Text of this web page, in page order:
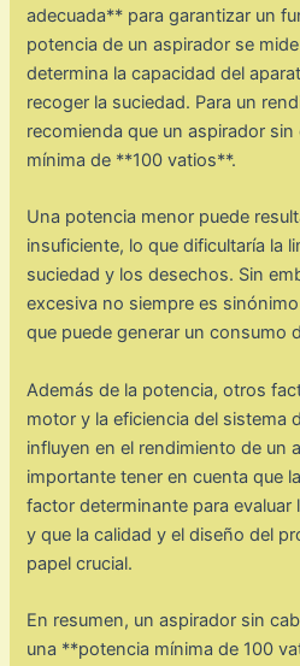
adecuada** para garantizar un
potencia de un aspirador se
determina la capacidad del
recoger la suciedad. Para un
recomienda que un aspirador
mínima de **100 vatios**.
Una potencia menor puede
insuficiente, lo que dificultaría la
suciedad y los desechos. Sin
excesiva no siempre es
que puede generar un consumo
Además de la potencia, otros
motor y la eficiencia del sistema
influyen en el rendimiento de un
importante tener en cuenta que
factor determinante para evaluar
y que la calidad y el diseño del
papel crucial.
En resumen, un aspirador sin
una **potencia mínima de 100